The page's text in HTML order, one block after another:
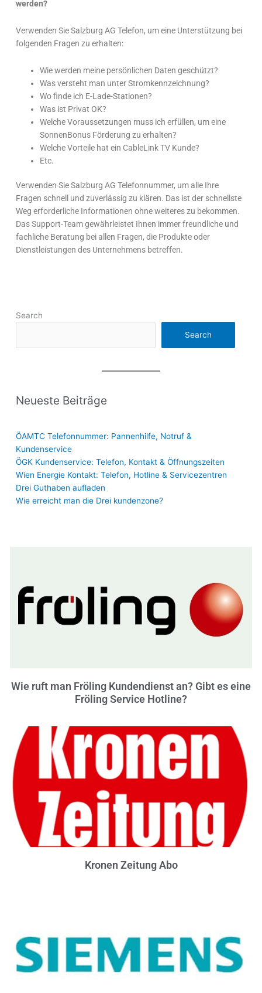
werden?
Verwenden Sie Salzburg AG Telefon, um eine Unterstützung bei
folgenden Fragen zu erhalten:
Wie werden meine persönlichen Daten geschützt?
Was versteht man unter Stromkennzeichnung?
Wo finde ich E-Lade-Stationen?
Was ist Privat OK?
Welche Voraussetzungen muss ich erfüllen, um eine
SonnenBonus Förderung zu erhalten?
Welche Vorteile hat ein CableLink TV Kunde?
Etc.
Verwenden Sie Salzburg AG Telefonnummer, um alle Ihre
Fragen schnell und zuverlässig zu klären. Das ist der schnellste
Weg erforderliche Informationen ohne weiteres zu bekommen.
Das Support-Team gewährleistet Ihnen immer freundliche und
fachliche Beratung bei allen Fragen, die Produkte oder
Dienstleistungen des Unternehmens betreffen.
Search
Search
Neueste Beiträge
ÖAMTC Telefonnummer: Pannenhilfe, Notruf &
Kundenservice
ÖGK Kundenservice: Telefon, Kontakt & Öffnungszeiten
Wien Energie Kontakt: Telefon, Hotline & Servicezentren
Drei Guthaben aufladen
Wie erreicht man die Drei kundenzone?
Wie ruft man Fröling Kundendienst an? Gibt es eine
Fröling Service Hotline?
Kronen Zeitung Abo